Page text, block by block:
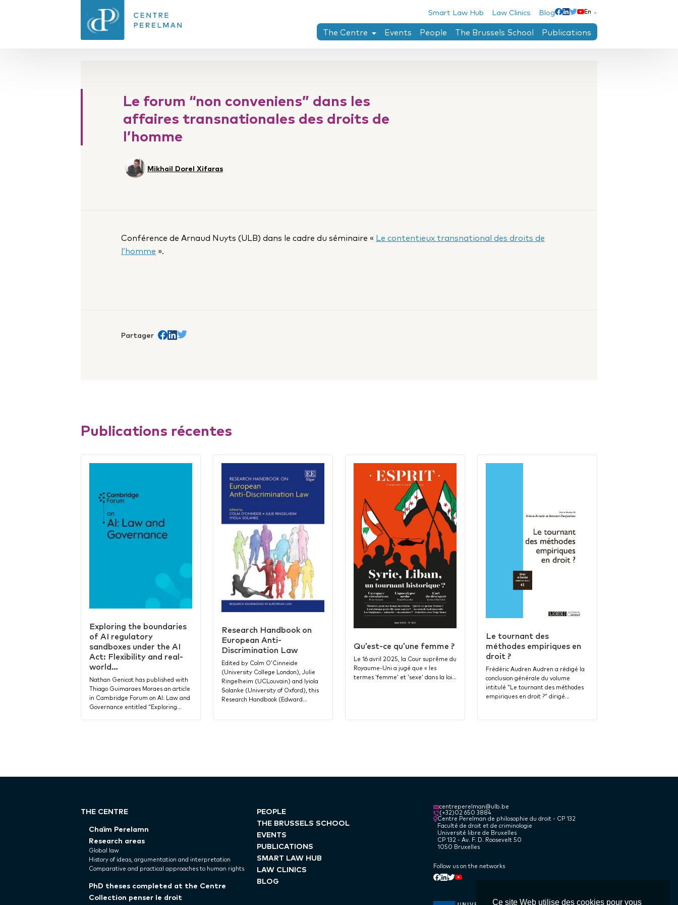
Ce site Web utilise des cookies pour vous
Smart Law Hub Law Clinics BlogFacebook
Linkedin
Twitter
Youtube
En
The Centre
Collection penser le droit
Twining-Llewellyn archives
Events People The Brussels School Publications
Le forum “non conveniens” dans les
affaires transnationales des droits de
l’homme
Mikhail Dorel Xifaras
Conférence de Arnaud Nuyts (ULB) dans le cadre du séminaire « Le contentieux transnational des droits de
l’homme ».
Partager Share on Facebook
trans.Partager sur Linkedin
Share on Twitter
Publications récentes
Exploring the boundaries
of AI regulatory
sandboxes under the AI
Act: Flexibility and real-
world…
Nathan Genicot has published with
Thiago Guimaraes Moraes an article
in Cambridge Forum on AI: Law and
Governance entitled “Exploring…
Research Handbook on
European Anti-
Discrimination Law
Edited by Colm O’Cinneide
(University College London), Julie
Ringelheim (UCLouvain) and Iyiola
Solanke (University of Oxford), this
Research Handbook (Edward…
Qu’est-ce qu’une femme ?
Le 16 avril 2025, la Cour suprême du
Royaume-Uni a jugé que « les
termes ‘femme’ et ‘sexe’ dans la loi…
Le tournant des
méthodes empiriques en
droit ?
Frédéric Audren Audren a rédigé la
conclusion générale du volume
intitulé “Le tournant des méthodes
empiriques en droit ?” dirigé…
THE CENTRE
Chaïm Perelamn
Research areas
Global law
History of ideas, argumentation and interpretation
Comparative and practical approaches to human rights
PhD theses completed at the Centre
Collection penser le droit
PEOPLE
THE BRUSSELS SCHOOL
EVENTS
PUBLICATIONS
SMART LAW HUB
LAW CLINICS
BLOG
centreperelman@ulb.be
(+32)02 650 3884
Centre Perelman de philosophie du droit - CP 132
Faculté de droit et de criminologie
Université libre de Bruxelles
CP 132 - Av. F. D. Roosevelt 50
1050 Bruxelles
Follow us on the networks
Facebook
Linkedin
Twitter
Youtube